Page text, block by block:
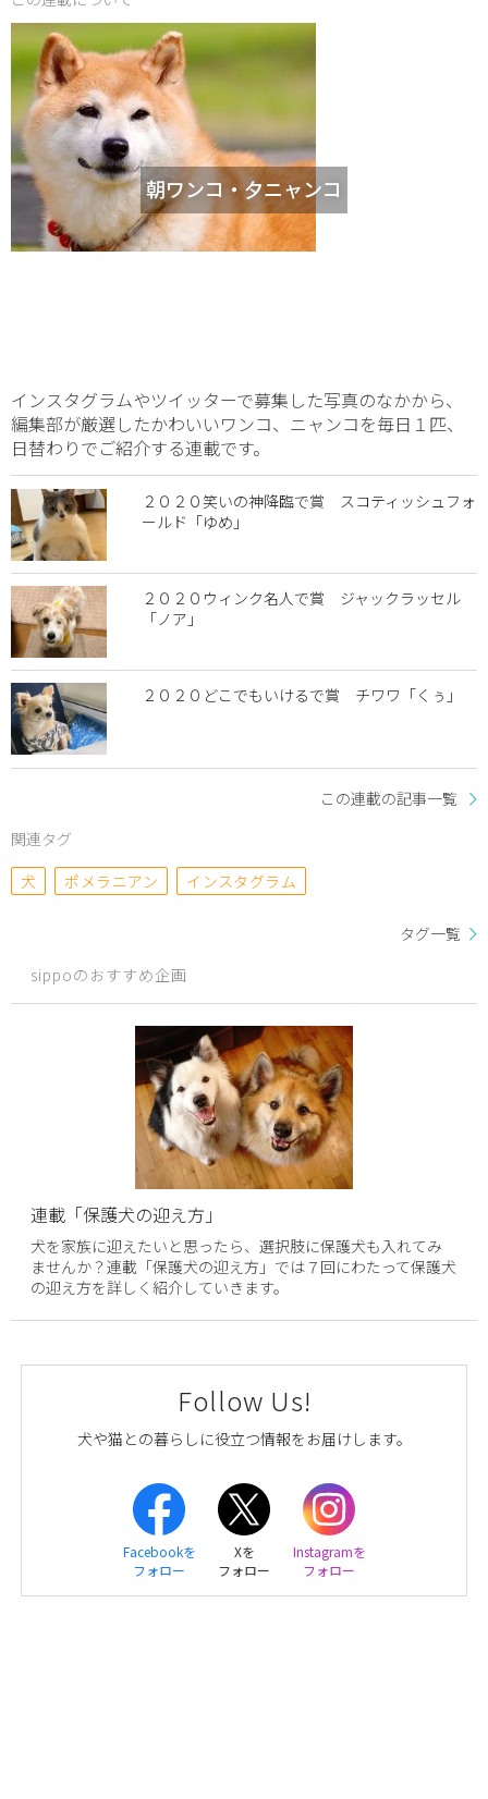
朝ワンコ・夕ニャンコ
インスタグラムやツイッターで募集した写真のなかから、
編集部が厳選したかわいいワンコ、ニャンコを毎日１匹、
日替わりでご紹介する連載です。
２０２０笑いの神降臨で賞 スコティッシュフォ
ールド「ゆめ」
２０２０ウィンク名人で賞 ジャックラッセル
「ノア」
２０２０どこでもいけるで賞 チワワ「くぅ」
この連載の記事一覧
関連タグ
犬
ポメラニアン インスタグラム
タグ一覧
sippoのおすすめ企画
連載「保護犬の迎え方」
犬を家族に迎えたいと思ったら、選択肢に保護犬も入れてみ
ませんか？連載「保護犬の迎え方」では７回にわたって保護犬
の迎え方を詳しく紹介していきます。
Follow Us!
犬や猫との暮らしに役立つ情報をお届けします。
Facebookを
フォロー
Xを
フォロー
Instagramを
フォロー